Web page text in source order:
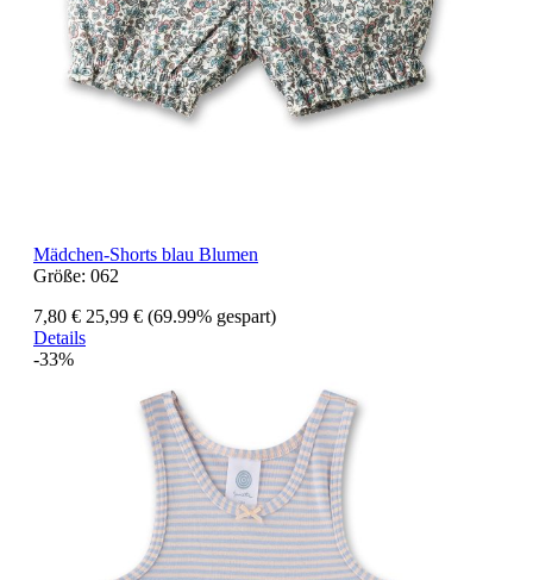
Mädchen-Shorts blau Blumen
Größe: 062
7,80 € 25,99 € (69.99% gespart)
Details
-33%